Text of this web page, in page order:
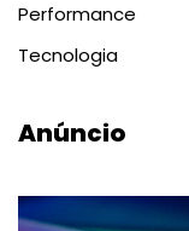
Performance
Tecnologia
Anúncio